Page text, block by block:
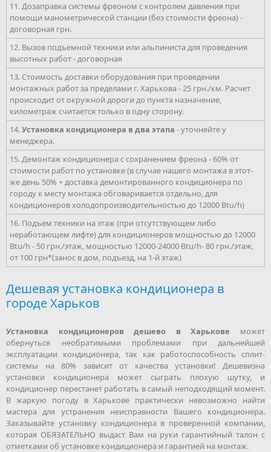
11. Дозаправка системы фреоном с контролем давления при
помощи манометрической станции (без стоимости фреона) -
договорная грн.
12. Вызов подъемной техники или альпиниста для проведения
высотных работ - договорная
13. Стоимость доставки оборудования при проведении
монтажных работ за пределами г. Харькова - 25 грн./км. Расчет
происходит от окружной дороги до пункта назначение,
километраж считается только в одну сторону.
14.Установка кондиционера в два этапа - уточняйте у
менеджера.
15. Демонтаж кондиционера с сохранением фреона - 60% от
стоимости работ по установке (в случае нашего монтажа в этот-
же день 50% + доставка демонтированного кондиционера по
городу к месту монтажа обговаривается отдельно, для
кондиционеров холодопроизводительностью до 12000 Btu/h)
16. Подъем техники на этаж (при отсутствующем либо
неработающем лифте) для кондиционеров мощностью до 12000
Btu/h - 50 грн./этаж, мощностью 12000-24000 Btu/h- 80 грн./этаж,
от 100 грн*(занос в дом, подъезд, на 1-й этаж)
Дешевая установка кондиционера в
городе Харьков
Установка кондиционеров дешево в Харькове может
обернуться необратимыми проблемами при дальнейшей
эксплуатации кондиционера, так как работоспособность сплит-
системы на 80% зависит от качества установки! Дешевизна
установки кондиционера может сыграть плохую шутку, и
кондиционер перестанет работать в самый неподходящий момент.
В жаркую погоду в Харькове практически невозможно найти
мастера для устранения неисправности Вашего кондиционера.
Заказывайте установку кондиционера в проверенной компании,
которая ОБЯЗАТЕЛЬНО выдаст Вам на руки гарантийный талон с
отметками об установке кондиционера и гарантией на монтаж.